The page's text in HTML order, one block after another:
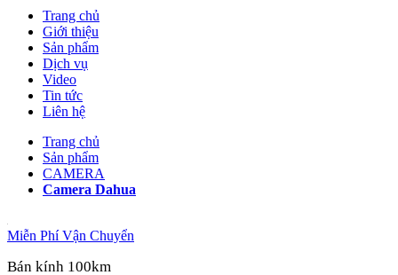
Trang chủ
Giới thiệu
Sản phẩm
Dịch vụ
Video
Tin tức
Liên hệ
Trang chủ
Sản phẩm
CAMERA
Camera Dahua
Miễn Phí Vận Chuyển
Bán kính 100km